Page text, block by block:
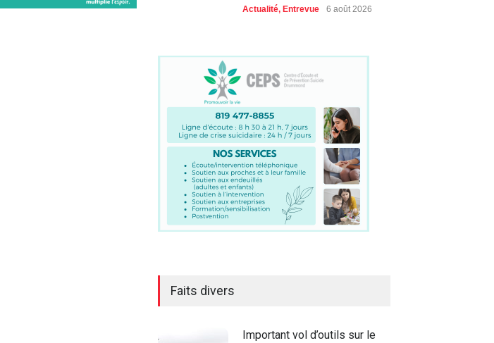
Actualité, Entrevue 6 août 2026
Faits divers
Important vol d’outils sur le